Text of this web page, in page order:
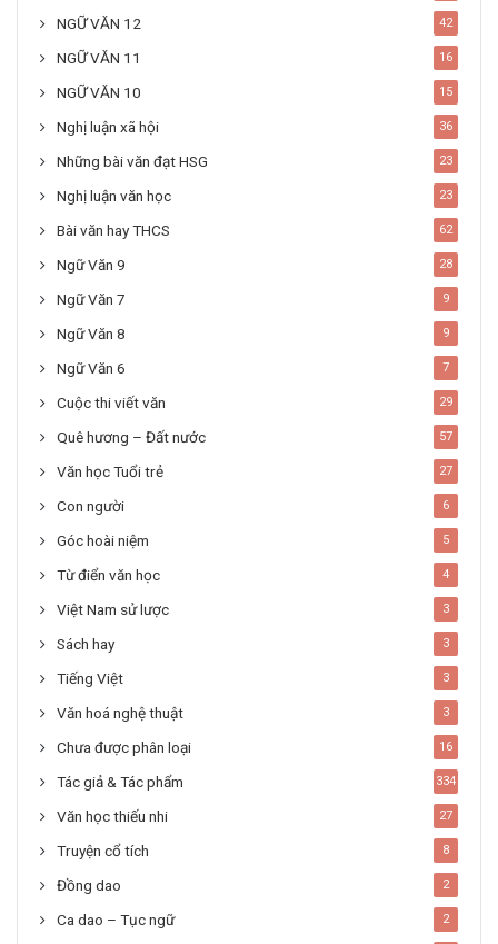
NGỮ VĂN 12 42
NGỮ VĂN 11 16
NGỮ VĂN 10 15
Nghị luận xã hội 36
Những bài văn đạt HSG 23
Nghị luận văn học 23
Bài văn hay THCS 62
Ngữ Văn 9 28
Ngữ Văn 7 9
Ngữ Văn 8 9
Ngữ Văn 6 7
Cuộc thi viết văn 29
Quê hương – Đất nước 57
Văn học Tuổi trẻ 27
Con người 6
Góc hoài niệm 5
Từ điển văn học 4
Việt Nam sử lược 3
Sách hay 3
Tiếng Việt 3
Văn hoá nghệ thuật 3
Chưa được phân loại 16
Tác giả & Tác phẩm 334
Văn học thiếu nhi 27
Truyện cổ tích 8
Đồng dao 2
Ca dao – Tục ngữ 2